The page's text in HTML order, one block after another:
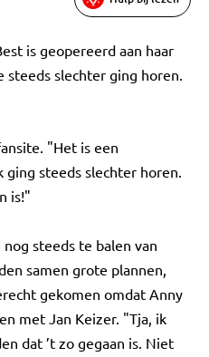
is geopereerd aan haar
steeds slechter ging horen.
"Het is een
ging steeds slechter horen.
is!"
steeds te balen van
samen grote plannen,
gekomen omdat Anny
met Jan Keizer. "Tja, ik
dat ’t zo gegaan is. Niet